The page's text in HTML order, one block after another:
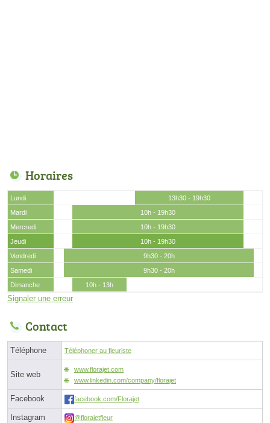
Horaires
Lundi
13h30 - 19h30
Mardi
10h - 19h30
Mercredi
10h - 19h30
Jeudi
10h - 19h30
Vendredi
9h30 - 20h
Samedi
9h30 - 20h
Dimanche
10h - 13h
Signaler une erreur
Contact
Téléphone Téléphoner au fleuriste
Site web
www.florajet.com
www.linkedin.com/company/florajet
Facebook facebook.com/Florajet
Instagram @florajetfleur